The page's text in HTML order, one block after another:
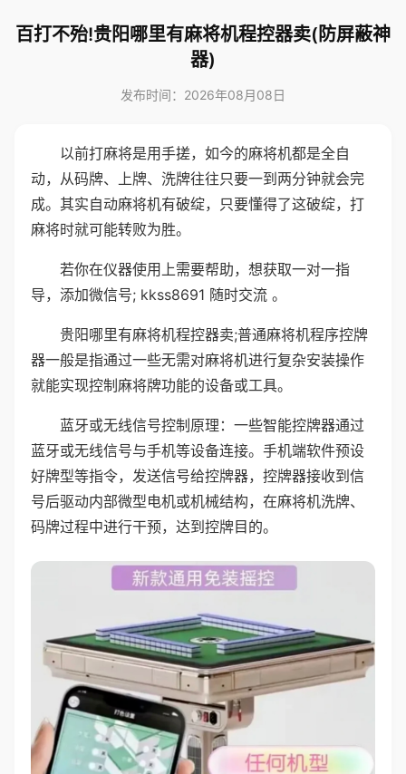
百打不殆!贵阳哪里有麻将机程控器卖(防屏蔽神
器)
发布时间：2026年08月08日
以前打麻将是用手搓，如今的麻将机都是全自
动，从码牌、上牌、洗牌往往只要一到两分钟就会完
成。其实自动麻将机有破绽，只要懂得了这破绽，打
麻将时就可能转败为胜。
若你在仪器使用上需要帮助，想获取一对一指
导，添加微信号; kkss8691 随时交流 。
贵阳哪里有麻将机程控器卖;普通麻将机程序控牌
器一般是指通过一些无需对麻将机进行复杂安装操作
就能实现控制麻将牌功能的设备或工具。
蓝牙或无线信号控制原理：一些智能控牌器通过
蓝牙或无线信号与手机等设备连接。手机端软件预设
好牌型等指令，发送信号给控牌器，控牌器接收到信
号后驱动内部微型电机或机械结构，在麻将机洗牌、
码牌过程中进行干预，达到控牌目的。